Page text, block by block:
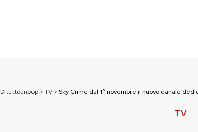
Dituttounpop> TV> Sky Crime dal 1° novembre il nuovo canale
TV